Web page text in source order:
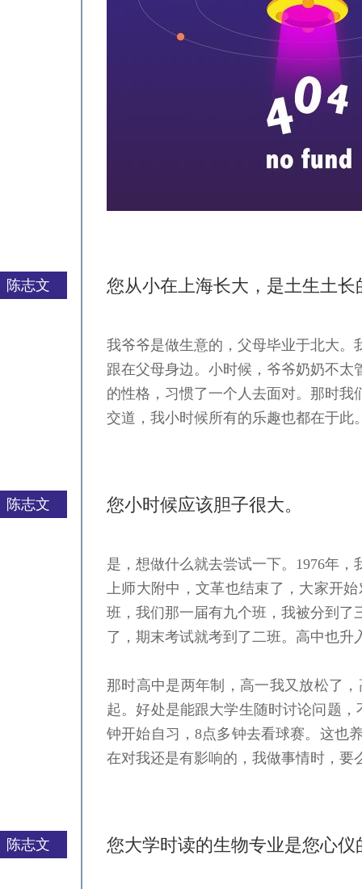
陈志文 您从小在上海长大，是土生土
我爷爷是做生意的，父母毕业于北大
跟在父母身边。小时候，爷爷奶奶不
的性格，习惯了一个人去面对。那时
交道，我小时候所有的乐趣也都在于此
陈志文 您小时候应该胆子很大。
是，想做什么就去尝试一下。1976年
上师大附中，文革也结束了，大家开
班，我们那一届有九个班，我被分到
了，期末考试就考到了二班。高中也
那时高中是两年制，高一我又放松了
起。好处是能跟大学生随时讨论问题
钟开始自习，8点多钟去看球赛。这也
在对我还是有影响的，我做事情时，要
陈志文 您大学时读的生物专业是您心仪